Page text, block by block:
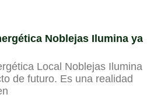
Noblejas Ilumina ya
Local Noblejas Ilumina
de futuro. Es una realidad